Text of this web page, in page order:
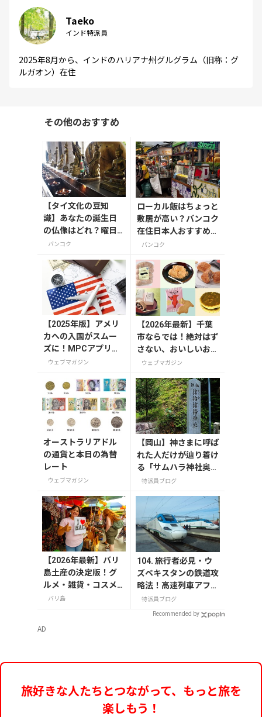
Taeko
インド特派員
2025年8月から、インドのハリアナ州グルグラム（旧称：グ
ルガオン）在住
その他のおすすめ
【タイ文化の豆知
識】あなたの誕生日
の仏像はどれ？曜日
ごとの守護神を一挙
バンコク
ローカル飯はちょっと
敷居が高い？バンコク
在住日本人おすすめの
屋台・食堂と頼み方の
バンコク
【2025年版】アメリ
カへの入国がスムー
ズに！MPCアプリの
登録方法や使い方を
ウェブマガジン
【2026年最新】千葉
市ならでは！絶対はず
さない、おいしいお土
産10選
ウェブマガジン
オーストラリアドル
の通貨と本日の為替
レート
ウェブマガジン
【岡山】神さまに呼ば
れた人だけが辿り着け
る「サムハラ神社奥の
宮」
特派員ブログ
【2026年最新】バリ
島土産の決定版！グ
ルメ・雑貨・コスメ
のおすすめ20選
バリ島
104. 旅行者必見・ウ
ズベキスタンの鉄道攻
略法！高速列車アフラ
シアブ号から旅情あふ
れる夜行列車まで
特派員ブログ
Recommended by
AD
旅好きな人たちとつながって、もっと旅を
楽しもう！